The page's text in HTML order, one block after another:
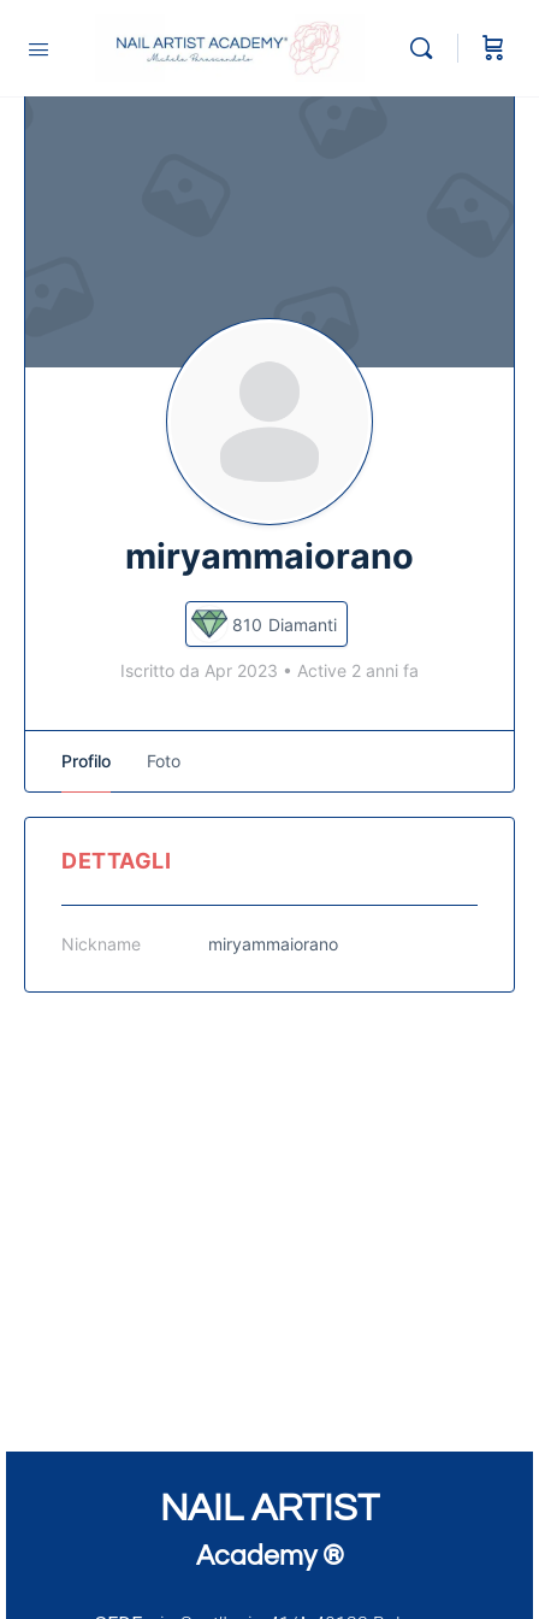
miryammaiorano
810 Diamanti
Iscritto da Apr 2023 • Active 2 anni fa
Profilo Foto
DETTAGLI
Nickname miryammaiorano
NAIL ARTIST
Academy ®